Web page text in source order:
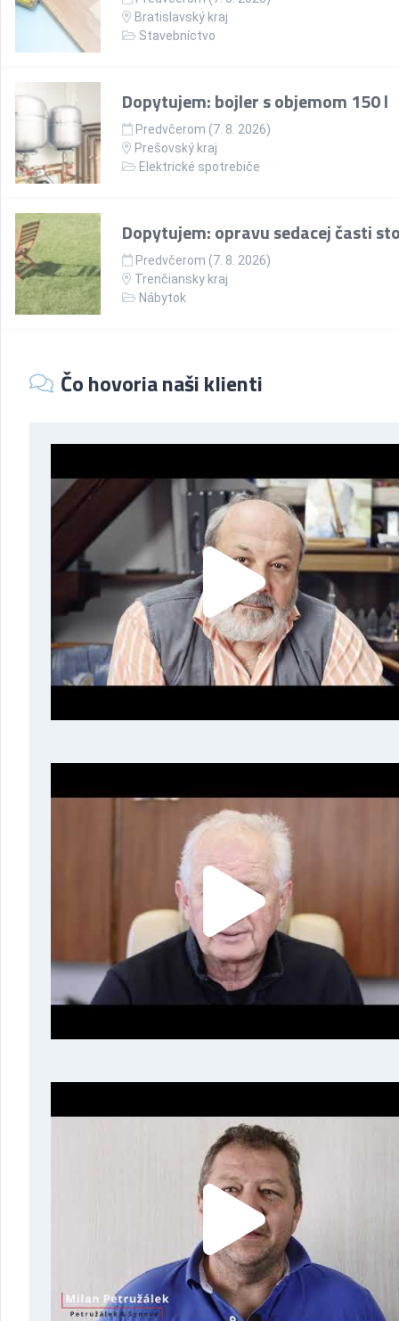
Bratislavský kraj
Stavebníctvo
Dopytujem: bojler s objemom 150 l
Predvčerom (7. 8. 2026)
Prešovský kraj
Elektrické spotrebiče
Dopytujem: opravu sedacej časti
Predvčerom (7. 8. 2026)
Trenčiansky kraj
Nábytok
Čo hovoria naši klienti